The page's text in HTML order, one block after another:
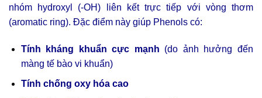
nhóm hydroxyl (-OH) liên kết trực tiếp với vòng thơm
(aromatic ring). Đặc điểm này giúp Phenols có:
Tính kháng khuẩn cực mạnh (do ảnh hưởng đến
màng tế bào vi khuẩn)
Tính chống oxy hóa cao